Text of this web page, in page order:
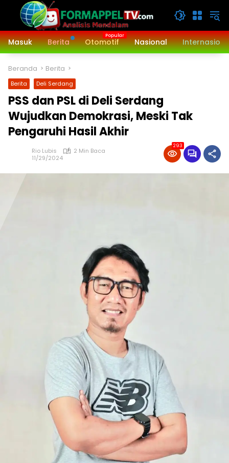
Langsung
konten
Masuk
Berita Otomotif Nasional
Beranda Berita
Berita Deli Serdang
PSS dan PSL di Deli Serdang
Wujudkan Demokrasi, Meski Tak
Pengaruhi Hasil Akhir
Rio Lubis
2 Min Baca
11/29/2024
293